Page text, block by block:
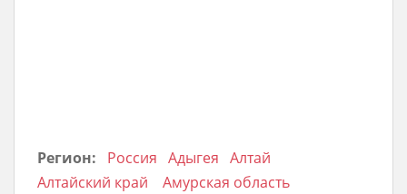
Регион: Россия Адыгея Алтай
Алтайский край
Амурская область